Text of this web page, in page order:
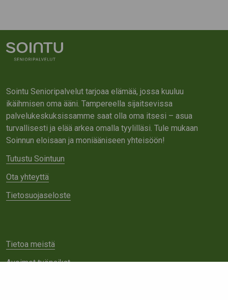
Sointu Senioripalvelut tarjoaa elämää, jossa kuuluu
ikäihmisen oma ääni. Tampereella sijaitsevissa
palvelukeskuksissamme saat olla oma itsesi – asua
turvallisesti ja elää arkea omalla tyylilläsi. Tule mukaan
Soinnun eloisaan ja moniääniseen yhteisöön!
Tutustu Sointuun
Ota yhteyttä
Tietosuojaseloste
Tietoa meistä
Avoimet työpaikat